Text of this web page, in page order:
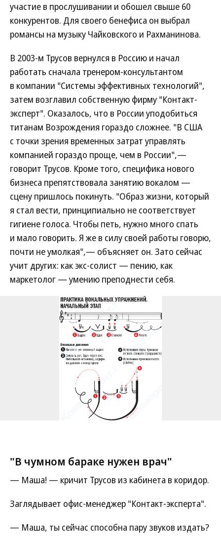
участие в прослушивании и обошел свыше 60
конкурентов. Для своего бенефиса он выбрал
романсы на музыку Чайковского и Рахманинова.
В 2003-м Трусов вернулся в Россию и начал
работать сначала тренером-консультантом
в компании "Системы эффективных технологий",
затем возглавил собственную фирму "Контакт-
эксперт". Оказалось, что в России уподобиться
титанам Возрождения гораздо сложнее. "В США
с точки зрения временных затрат управлять
компанией гораздо проще, чем в России",—
говорит Трусов. Кроме того, специфика нового
бизнеса препятствовала занятию вокалом —
сцену пришлось покинуть. "Образ жизни, который
я стал вести, принципиально не соответствует
гигиене голоса. Чтобы петь, нужно много спать
и мало говорить. Я же в силу своей работы говорю,
почти не умолкая",— объясняет он. Зато сейчас
учит других: как экс-солист — пению, как
маркетолог — умению преподнести себя.
"В чумном бараке нужен врач"
— Маша! — кричит Трусов из кабинета в коридор.
Заглядывает офис-менеджер "Контакт-эксперта".
— Маша, ты сейчас способна пару звуков издать?